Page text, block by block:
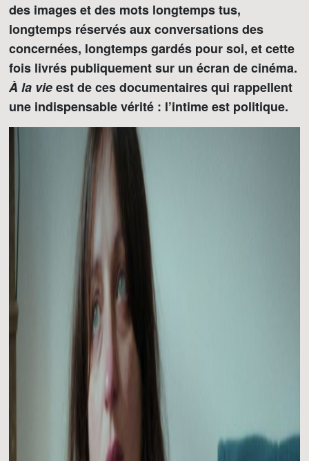
des images et des mots longtemps tus,
longtemps réservés aux conversations des
concernées, longtemps gardés pour soi, et cette
fois livrés publiquement sur un écran de cinéma.
À la vieest de ces documentaires qui rappellent
une indispensable vérité : l’intime est politique.